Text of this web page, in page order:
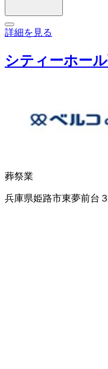
詳細を見る
シティーホー
葬祭業
兵庫県姫路市東夢前台